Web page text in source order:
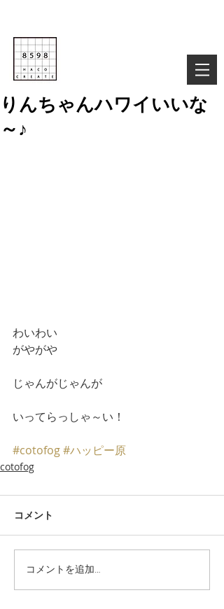
りんちゃんハワイいいな
～♪
わいわい
がやがや
じゃんがじゃんが
いってらっしゃ～い！
#cotofog#ハッピー原
cotofog
コメント
コメントを追加…